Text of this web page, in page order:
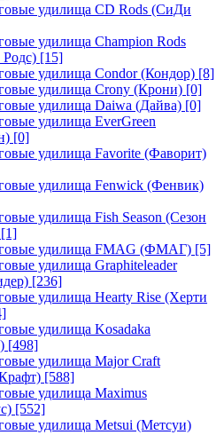
удилища CD Rods (СиДи
удилища Champion Rods
[15]
удилища Condor (Кондор) [8]
удилища Crony (Крони) [0]
удилища Daiwa (Дайва) [0]
удилища EverGreen
[0]
удилища Favorite (Фаворит)
удилища Fenwick (Фенвик)
удилища Fish Season (Сезон
[1]
удилища FMAG (ФМАГ) [5]
удилища Graphiteleader
[236]
удилища Hearty Rise (Херти
удилища Kosadaka
[498]
удилища Major Craft
[588]
удилища Maximus
[552]
удилища Metsui (Метсуи)